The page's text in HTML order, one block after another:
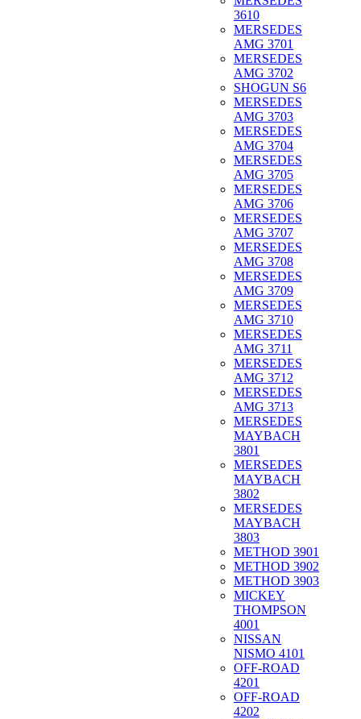
3610
MERSEDES
AMG 3701
MERSEDES
AMG 3702
SHOGUN S6
MERSEDES
AMG 3703
MERSEDES
AMG 3704
MERSEDES
AMG 3705
MERSEDES
AMG 3706
MERSEDES
AMG 3707
MERSEDES
AMG 3708
MERSEDES
AMG 3709
MERSEDES
AMG 3710
MERSEDES
AMG 3711
MERSEDES
AMG 3712
MERSEDES
AMG 3713
MERSEDES
MAYBACH
3801
MERSEDES
MAYBACH
3802
MERSEDES
MAYBACH
3803
METHOD 3901
METHOD 3902
METHOD 3903
MICKEY
THOMPSON
4001
NISSAN
NISMO 4101
OFF-ROAD
4201
OFF-ROAD
4202